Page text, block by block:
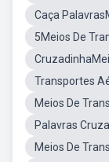
Caça
5Meios De
Transportes
Meios De
Palavras
Meios De